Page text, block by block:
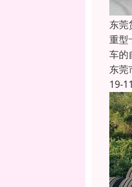
东莞
重型
车的
东莞
19-